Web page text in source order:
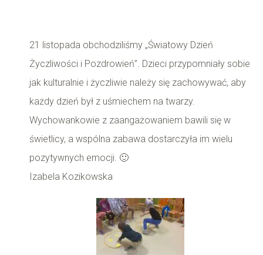
21 listopada obchodziliśmy „Światowy Dzień
Życzliwości i Pozdrowień”. Dzieci przypomniały sobie
jak kulturalnie i życzliwie należy się zachowywać, aby
każdy dzień był z uśmiechem na twarzy.
Wychowankowie z zaangażowaniem bawili się w
świetlicy, a wspólna zabawa dostarczyła im wielu
pozytywnych emocji. 🙂
Izabela Kozikowska